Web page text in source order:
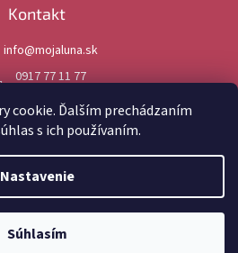
cookie. Ďalším prechádzaním
s ich používaním.
Nastavenie
Súhlasím
Kontakt
info@mojaluna.sk
0917 77 11 77
mojaluna.sk
Vytvoril Shoptet